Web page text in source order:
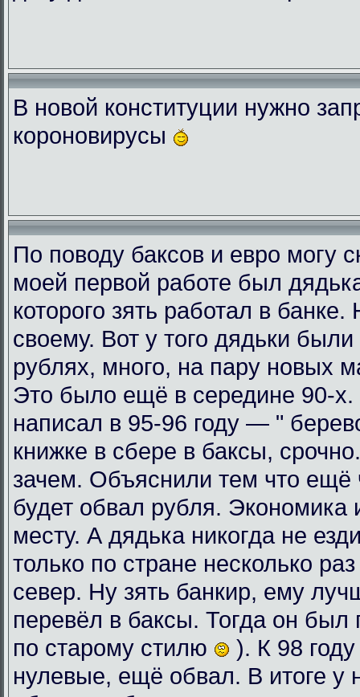
В новой конституции нужно
короновирусы
По поводу баксов и евро могу
моей первой работе был
которого зять работал в
своему. Вот у того дядьки
рублях, много, на пару новых
Это было ещё в середине 90-х.
написал в 95-96 году — "
книжке в сбере в баксы,
зачем. Объяснили тем что ещё
будет обвал рубля. Экономика
месту. А дядька никогда не
только по стране несколько
север. Ну зять банкир, ему
перевёл в баксы. Тогда он был
по старому стилю
). К 98
нулевые, ещё обвал. В итоге у